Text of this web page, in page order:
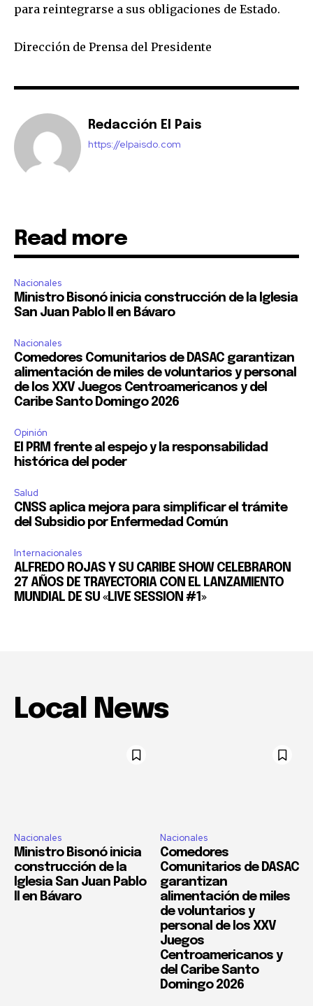
para reintegrarse a sus obligaciones de Estado.
Dirección de Prensa del Presidente
Redacción El Pais
https://elpaisdo.com
Read more
Nacionales
Ministro Bisonó inicia construcción de la Iglesia
San Juan Pablo II en Bávaro
Nacionales
Comedores Comunitarios de DASAC garantizan
alimentación de miles de voluntarios y personal
de los XXV Juegos Centroamericanos y del
Caribe Santo Domingo 2026
Opinión
El PRM frente al espejo y la responsabilidad
histórica del poder
Salud
CNSS aplica mejora para simplificar el trámite
del Subsidio por Enfermedad Común
Internacionales
ALFREDO ROJAS Y SU CARIBE SHOW CELEBRARON
27 AÑOS DE TRAYECTORIA CON EL LANZAMIENTO
MUNDIAL DE SU «LIVE SESSION #1»
Local News
Nacionales
Ministro Bisonó inicia
construcción de la
Iglesia San Juan Pablo
II en Bávaro
Nacionales
Comedores
Comunitarios de DASAC
garantizan
alimentación de miles
de voluntarios y
personal de los XXV
Juegos
Centroamericanos y
del Caribe Santo
Domingo 2026